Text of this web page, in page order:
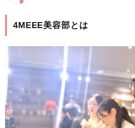
4MEEE美容部とは